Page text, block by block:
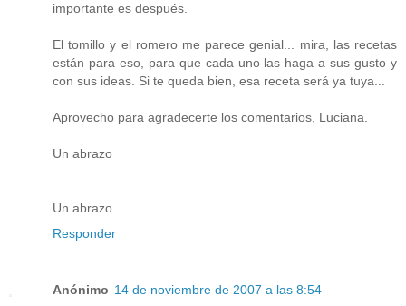
importante es después.
El tomillo y el romero me parece genial... mira, las recetas
están para eso, para que cada uno las haga a sus gusto y
con sus ideas. Si te queda bien, esa receta será ya tuya...
Aprovecho para agradecerte los comentarios, Luciana.
Un abrazo
Un abrazo
Responder
Anónimo 14 de noviembre de 2007 a las 8:54